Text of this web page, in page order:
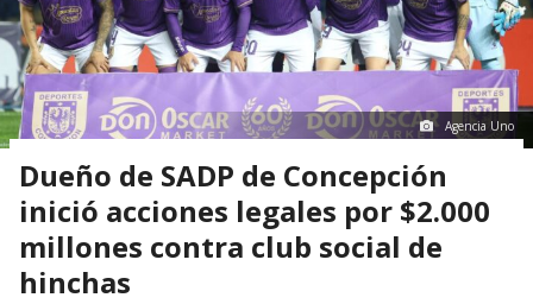
Agencia Uno
Dueño de SADP de Concepción
inició acciones legales por $2.000
millones contra club social de
hinchas